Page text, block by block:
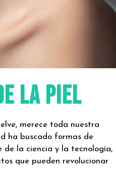
la Piel
merece toda nuestra
ha buscado formas de
de la ciencia y la tecnología,
que pueden revolucionar